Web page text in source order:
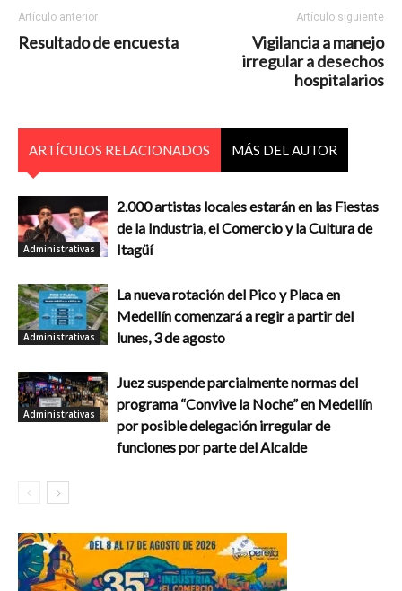
Artículo anterior
Resultado de encuesta
Artículo siguiente
Vigilancia a manejo
irregular a desechos
hospitalarios
ARTÍCULOS RELACIONADOS MÁS DEL AUTOR
Administrativas
2.000 artistas locales estarán en las Fiestas
de la Industria, el Comercio y la Cultura de
Itagüí
Administrativas
La nueva rotación del Pico y Placa en
Medellín comenzará a regir a partir del
lunes, 3 de agosto
Administrativas
Juez suspende parcialmente normas del
programa “Convive la Noche” en Medellín
por posible delegación irregular de
funciones por parte del Alcalde